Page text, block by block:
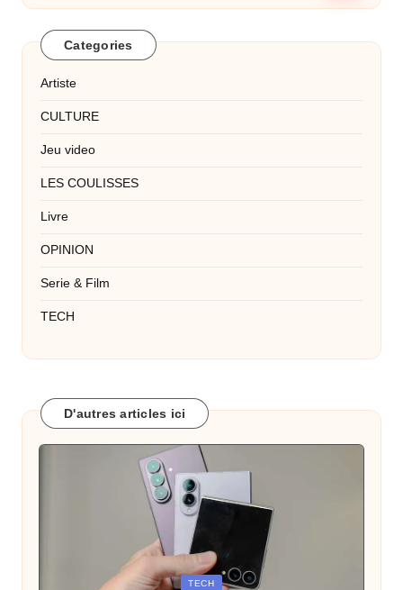
Categories
Artiste
CULTURE
Jeu video
LES COULISSES
Livre
OPINION
Serie & Film
TECH
D'autres articles ici
TECH